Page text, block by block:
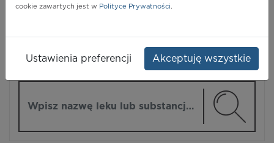
cookie zawartych jest w Polityce Prywatności.
Ustawienia preferencji Akceptuję wszystkie